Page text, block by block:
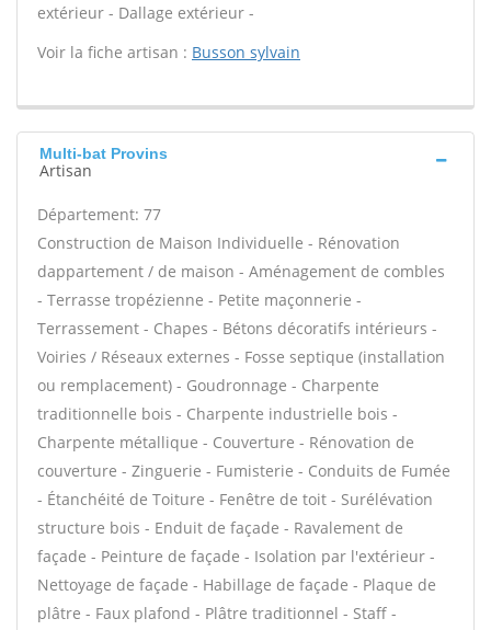
extérieur - Dallage extérieur -
Voir la fiche artisan : Busson sylvain
Multi-bat Provins
Artisan
Département: 77
Construction de Maison Individuelle - Rénovation
dappartement / de maison - Aménagement de combles
- Terrasse tropézienne - Petite maçonnerie -
Terrassement - Chapes - Bétons décoratifs intérieurs -
Voiries / Réseaux externes - Fosse septique (installation
ou remplacement) - Goudronnage - Charpente
traditionnelle bois - Charpente industrielle bois -
Charpente métallique - Couverture - Rénovation de
couverture - Zinguerie - Fumisterie - Conduits de Fumée
- Étanchéité de Toiture - Fenêtre de toit - Surélévation
structure bois - Enduit de façade - Ravalement de
façade - Peinture de façade - Isolation par l'extérieur -
Nettoyage de façade - Habillage de façade - Plaque de
plâtre - Faux plafond - Plâtre traditionnel - Staff -